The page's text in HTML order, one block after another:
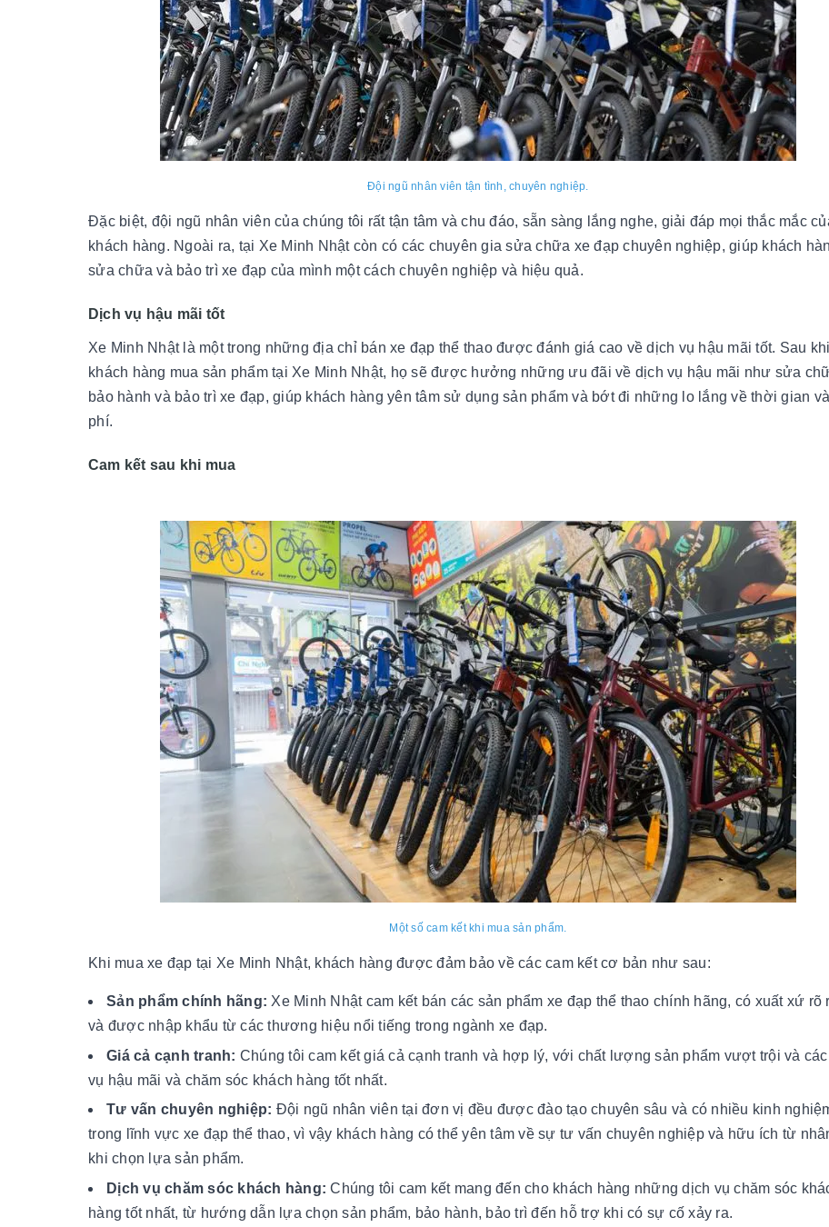
Đội ngũ nhân viên tận tình, chuyên nghiệp.
Đặc biệt, đội ngũ nhân viên của chúng tôi rất tận tâm và chu đáo, sẵn sàng lắng nghe, giải đáp mọi thắc mắc
khách hàng. Ngoài ra, tại Xe Minh Nhật còn có các chuyên gia sửa chữa xe đạp chuyên nghiệp, giúp khách
sửa chữa và bảo trì xe đạp của mình một cách chuyên nghiệp và hiệu quả.
Dịch vụ hậu mãi tốt
Xe Minh Nhật là một trong những địa chỉ bán xe đạp thể thao được đánh giá cao về dịch vụ hậu mãi tốt. Sau khi
khách hàng mua sản phẩm tại Xe Minh Nhật, họ sẽ được hưởng những ưu đãi về dịch vụ hậu mãi như sửa
bảo hành và bảo trì xe đạp, giúp khách hàng yên tâm sử dụng sản phẩm và bớt đi những lo lắng về thời gian
phí.
Cam kết sau khi mua
Một số cam kết khi mua sản phẩm.
Khi mua xe đạp tại Xe Minh Nhật, khách hàng được đảm bảo về các cam kết cơ bản như sau:
Sản phẩm chính hãng: Xe Minh Nhật cam kết bán các sản phẩm xe đạp thể thao chính hãng, có xuất xứ rõ
và được nhập khẩu từ các thương hiệu nổi tiếng trong ngành xe đạp.
Giá cả cạnh tranh: Chúng tôi cam kết giá cả cạnh tranh và hợp lý, với chất lượng sản phẩm vượt trội và
vụ hậu mãi và chăm sóc khách hàng tốt nhất.
Tư vấn chuyên nghiệp: Đội ngũ nhân viên tại đơn vị đều được đào tạo chuyên sâu và có nhiều kinh
trong lĩnh vực xe đạp thể thao, vì vậy khách hàng có thể yên tâm về sự tư vấn chuyên nghiệp và hữu ích từ
khi chọn lựa sản phẩm.
Dịch vụ chăm sóc khách hàng: Chúng tôi cam kết mang đến cho khách hàng những dịch vụ chăm sóc
hàng tốt nhất, từ hướng dẫn lựa chọn sản phẩm, bảo hành, bảo trì đến hỗ trợ khi có sự cố xảy ra.